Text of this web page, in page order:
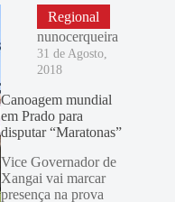
Regional
nunocerqueira
31 de Agosto,
2018
Canoagem mundial
em Prado para
disputar “Maratonas”
Vice Governador de
Xangai vai marcar
presença na prova